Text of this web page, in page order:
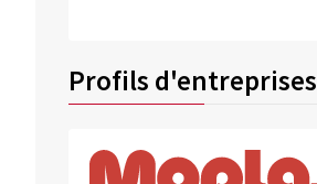
Profils d'entreprises